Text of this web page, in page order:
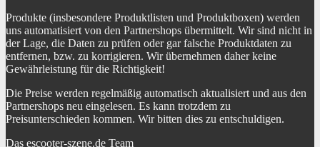
Produkte (insbesondere Produktlisten und Produktboxen) werden
uns automatisiert von den Partnershops übermittelt. Wir sind nicht in
der Lage, die Daten zu prüfen oder gar falsche Produktdaten zu
entfernen, bzw. zu korrigieren. Wir übernehmen daher keine
Gewährleistung für die Richtigkeit!
Die Preise werden regelmäßig automatisch aktualisiert und aus den
Partnershops neu eingelesen. Es kann trotzdem zu
Preisunterschieden kommen. Wir bitten dies zu entschuldigen.
Das escooter-szene.de Team